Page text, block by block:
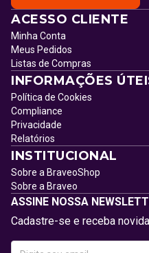
ACESSO CLIENTE
Minha Conta
Meus Pedidos
Listas de Compras
INFORMAÇÕES
Política de Cookies
Compliance
Privacidade
Relatórios
INSTITUCIONAL
Sobre a BraveoShop
Sobre a Braveo
ASSINE NOSSA
Cadastre-se e receba